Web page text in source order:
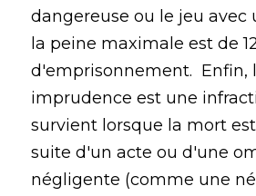
dangereuse ou le jeu avec
la peine maximale est de
d'emprisonnement. Enfin,
imprudence est une
survient lorsque la mort
suite d'un acte ou d'une
négligente (comme une